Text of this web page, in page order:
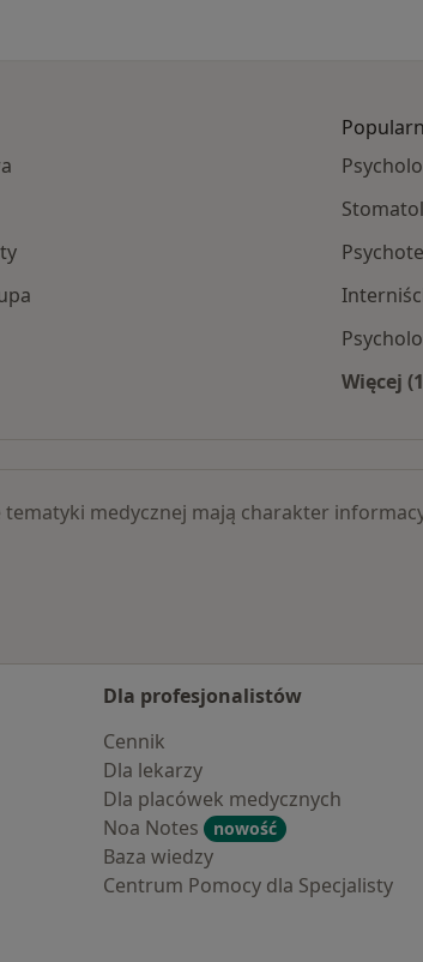
Więcej
medycznej mają charakter
Dla profesjonalistów
Cennik
Dla lekarzy
Dla placówek medycznych
Noa Notes
nowość
Baza wiedzy
Centrum Pomocy dla Specjalisty